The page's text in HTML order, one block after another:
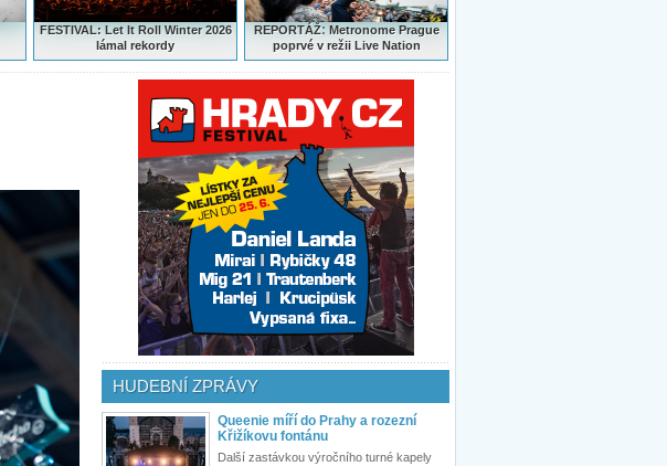
FESTIVAL: Let It Roll Winter 2026
lámal rekordy
REPORTÁŽ:Metronome Prague
poprvé v režii Live Nation
HUDEBNÍ ZPRÁVY
Queenie míří do Prahy a rozezní
Křižíkovu fontánu
Další zastávkou výročního turné kapely